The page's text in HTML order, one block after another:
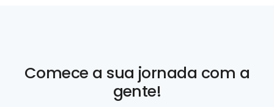
Comece a sua jornada com a
gente!